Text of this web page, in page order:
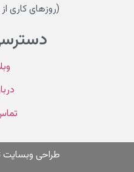
(روزهای کاری از
طراحی وبسایت